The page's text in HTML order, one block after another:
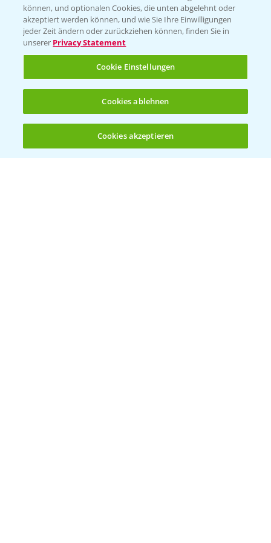
(noch 4)
Wetter Aktuell
BROSCHÜREN
Saatgut
Sonderkulturen
Verantwortung & Sorgfalt
können, und optionalen Cookies, die unten abgelehnt oder
akzeptiert werden können, und wie Sie Ihre Einwilligungen
jeder Zeit ändern oder zurückziehen können, finden Sie in
unserer Privacy Statement
Cookie Einstellungen
Cookies ablehnen
Cookies akzeptieren